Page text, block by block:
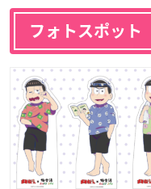
フォトスポット